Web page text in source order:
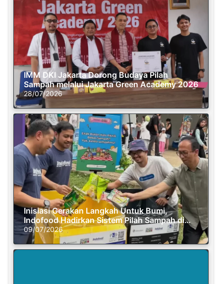
IMM DKI Jakarta Dorong Budaya Pilah
Sampah melalui Jakarta Green Academy 2026
28/07/2026
Inisiasi Gerakan Langkah Untuk Bumi,
Indofood Hadirkan Sistem Pilah Sampah di
Semasa Piknik
09/07/2026